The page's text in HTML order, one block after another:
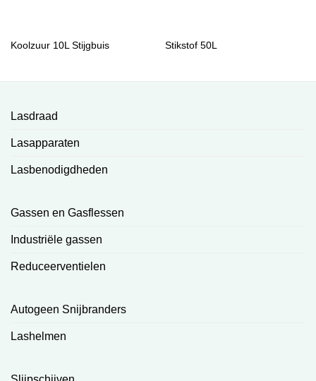
Koolzuur 10L Stijgbuis Stikstof 50L
Lasdraad
Lasapparaten
Lasbenodigdheden
Gassen en Gasflessen
Industriële gassen
Reduceerventielen
Autogeen Snijbranders
Lashelmen